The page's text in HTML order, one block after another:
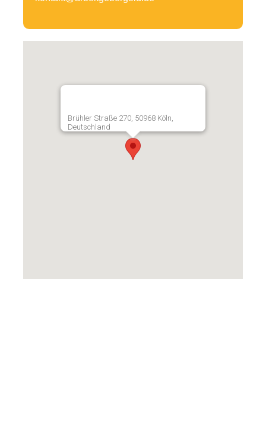
Brühler Straße 270, 50968 Köln,
Deutschland